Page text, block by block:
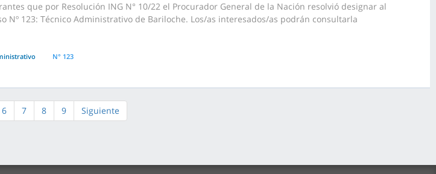
que por Resolución ING N° 10/22 el Procurador General de la Nación resolvió designar al
Nº 123: Técnico Administrativo de Bariloche. Los/as interesados/as podrán consultarla
N° 123
6 7 8 9 Siguiente